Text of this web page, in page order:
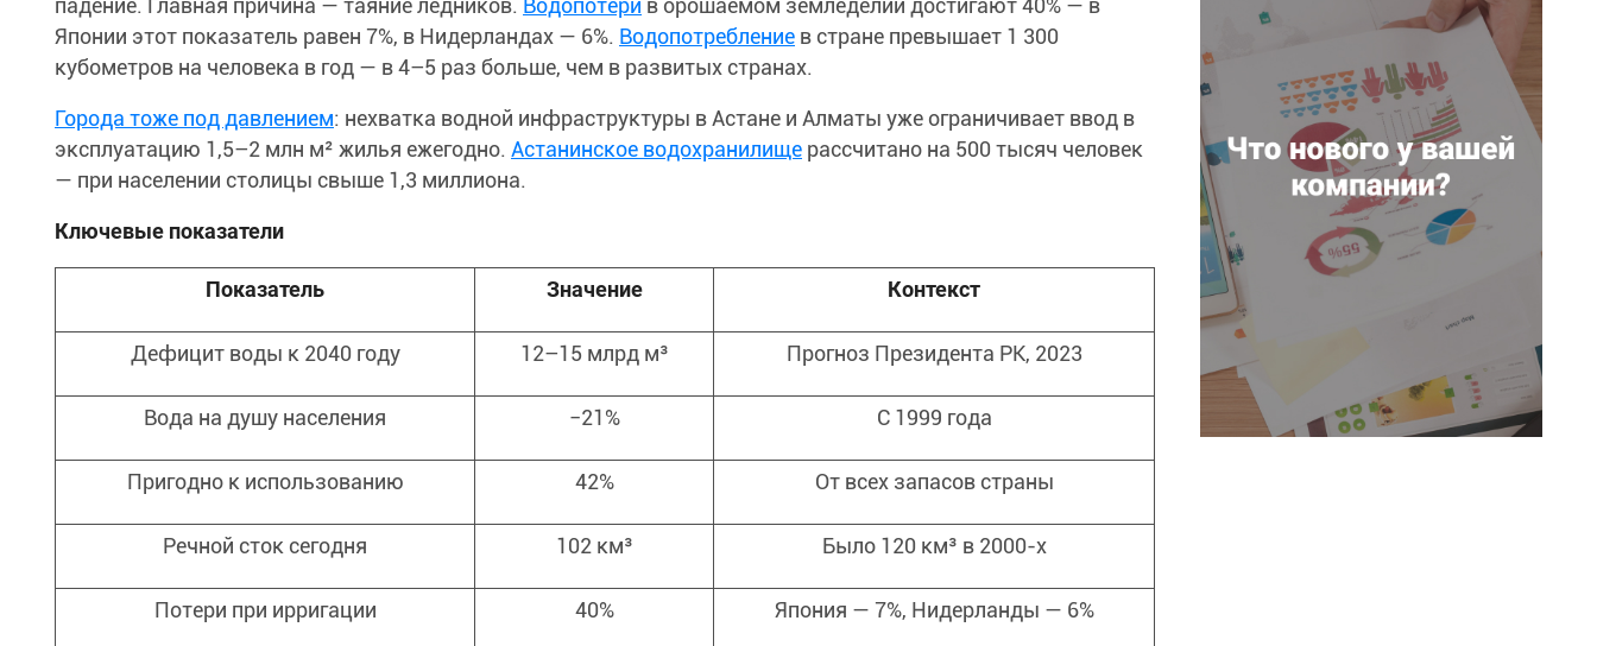
Японии этот показатель равен 7%, в Нидерландах — 6%. Водопотребление в стране превышает 1 300
кубометров на человека в год — в 4–5 раз больше, чем в развитых странах.
Города тоже под давлением: нехватка водной инфраструктуры в Астане и Алматы уже ограничивает ввод в
эксплуатацию 1,5–2 млн м² жилья ежегодно. Астанинское водохранилище рассчитано на 500 тысяч человек
— при населении столицы свыше 1,3 миллиона.
Ключевые показатели
Показатель Значение Контекст
Дефицит воды к 2040 году 12–15 млрд м³ Прогноз Президента РК, 2023
Вода на душу населения −21% С 1999 года
Пригодно к использованию 42% От всех запасов страны
Речной сток сегодня 102 км³ Было 120 км³ в 2000-х
Потери при ирригации 40% Япония — 7%, Нидерланды — 6%